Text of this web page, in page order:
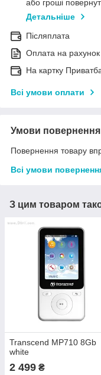
або гроші
Детальніше
Післяплата
Оплата на рахунок
На картку
Всі умови оплати
Умови повернення
Повернення товару
Всі умови
З цим товаром
Transcend MP710 8Gb
white
2 499 ₴